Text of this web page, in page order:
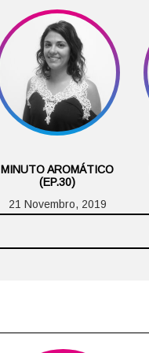
MINUTO AROMÁTICO
(EP.30)
21 Novembro, 2019